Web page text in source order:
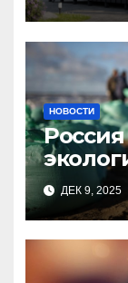
НОВОСТИ
ДЕК 9, 2025